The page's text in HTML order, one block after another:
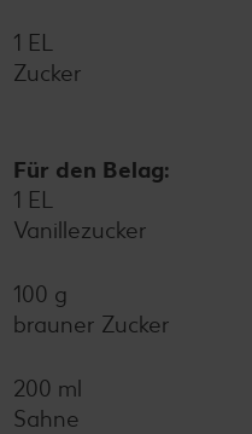
1 EL
Zucker
Für den Belag:
1 EL
Vanillezucker
100 g
brauner Zucker
200 ml
Sahne